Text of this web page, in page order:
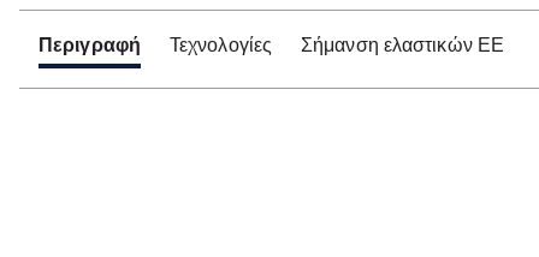
Περιγραφή Τεχνολογίες Σήμανση ελαστικών ΕΕ